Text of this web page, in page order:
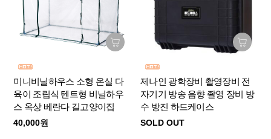
미니비닐하우스 소형 온실 다
육이 조립식 텐트형 비닐하우
스 옥상 베란다 길고양이집
40,000원
제나인 광학장비 촬영장비 전
자기기 방송 음향 좔영 장비 방
수 방진 하드케이스
SOLD OUT